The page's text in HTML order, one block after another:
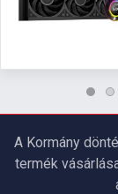
A Kormány
termék